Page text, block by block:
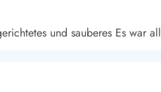
und sauberes Es war